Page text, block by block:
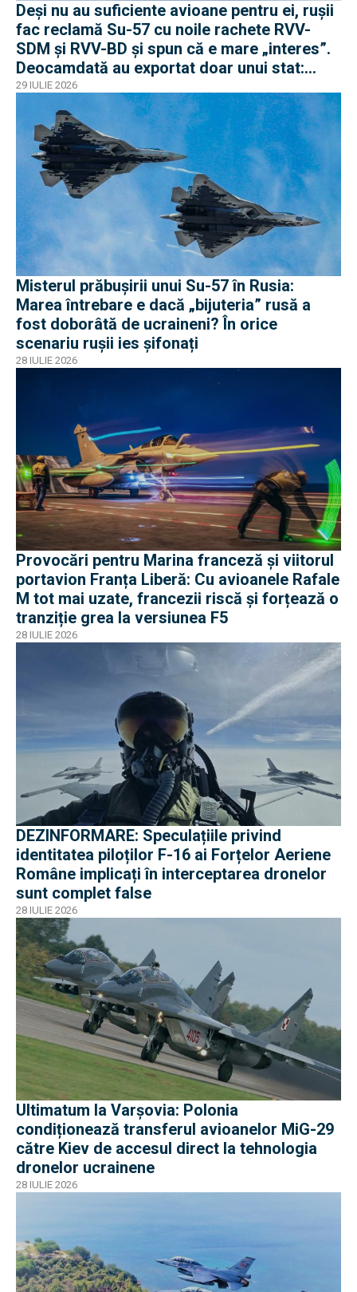
Deși nu au suficiente avioane pentru ei, rușii
fac reclamă Su-57 cu noile rachete RVV-
SDM și RVV-BD și spun că e mare „interes”.
Deocamdată au exportat doar unui stat:
Algeria
29 IULIE 2026
Misterul prăbușirii unui Su-57 în Rusia:
Marea întrebare e dacă „bijuteria” rusă a
fost doborâtă de ucraineni? În orice
scenariu rușii ies șifonați
28 IULIE 2026
Provocări pentru Marina franceză și viitorul
portavion Franța Liberă: Cu avioanele Rafale
M tot mai uzate, francezii riscă și forțează o
tranziție grea la versiunea F5
28 IULIE 2026
DEZINFORMARE: Speculațiile privind
identitatea piloților F-16 ai Forțelor Aeriene
Române implicați în interceptarea dronelor
sunt complet false
28 IULIE 2026
Ultimatum la Varșovia: Polonia
condiționează transferul avioanelor MiG-29
către Kiev de accesul direct la tehnologia
dronelor ucrainene
28 IULIE 2026